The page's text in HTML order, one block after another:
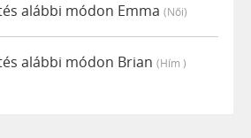
alábbi módon Emma (női)
alábbi módon Brian (hím )